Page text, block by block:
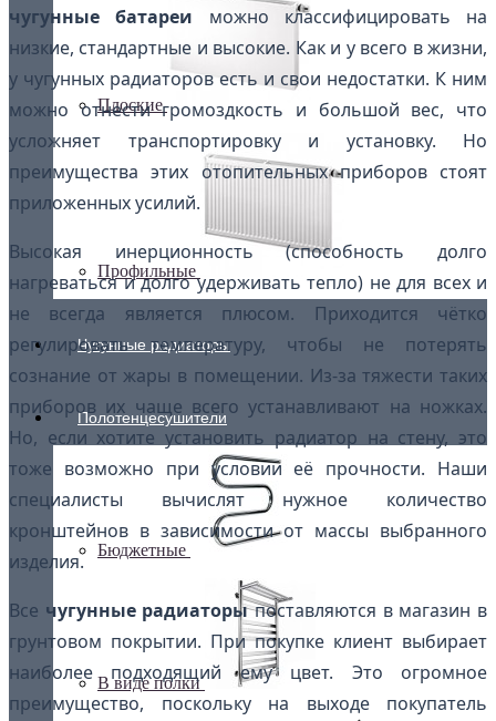
Плоские
Профильные
Чугунные радиаторы
Полотенцесушители
Бюджетные
В виде полки
чугунные батареи можно классифицировать на
низкие, стандартные и высокие. Как и у всего в жизни,
у чугунных радиаторов есть и свои недостатки. К ним
можно отнести громоздкость и большой вес, что
усложняет транспортировку и установку. Но
преимущества этих отопительных приборов стоят
приложенных усилий.
Высокая инерционность (способность долго
нагреваться и долго удерживать тепло) не для всех и
не всегда является плюсом. Приходится чётко
регулировать температуру, чтобы не потерять
сознание от жары в помещении. Из-за тяжести таких
приборов их чаще всего устанавливают на ножках.
Но, если хотите установить радиатор на стену, это
тоже возможно при условии её прочности. Наши
специалисты вычислят нужное количество
кронштейнов в зависимости от массы выбранного
изделия.
Все чугунные радиаторыпоставляются в магазин в
грунтовом покрытии. При покупке клиент выбирает
наиболее подходящий ему цвет. Это огромное
преимущество, поскольку на выходе покупатель